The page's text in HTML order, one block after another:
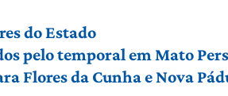
do Estado
pelo temporal em Mato
Flores da Cunha e Nova